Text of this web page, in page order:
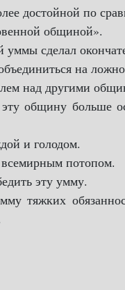
достойной по
общиной».
уммы сделал
на
над другими
общину больше
и голодом.
потопом.
эту умму.
тяжких